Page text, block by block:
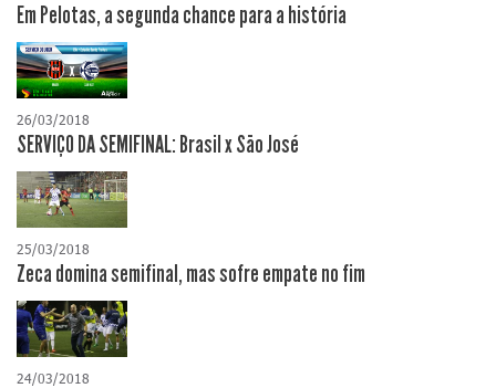
Em Pelotas, a segunda chance para a história
26/03/2018
SERVIÇO DA SEMIFINAL: Brasil x São José
25/03/2018
Zeca domina semifinal, mas sofre empate no fim
24/03/2018